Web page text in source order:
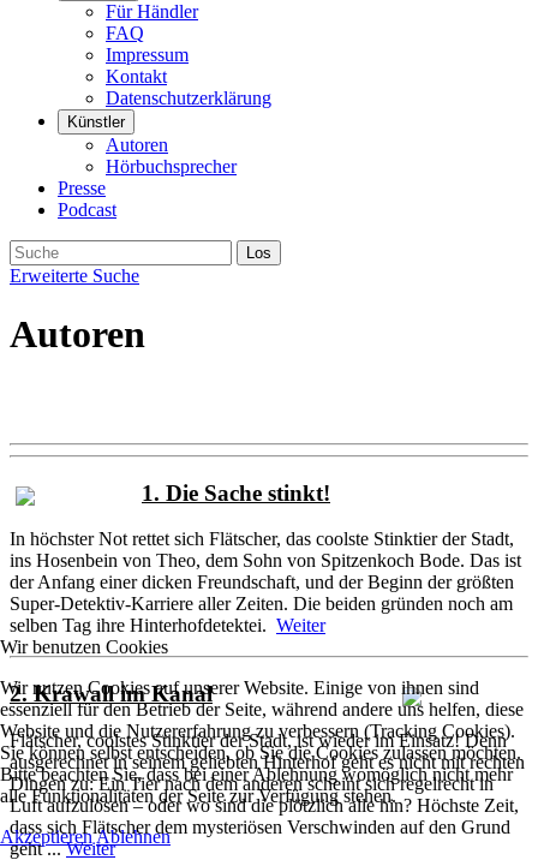
Für Händler
FAQ
Impressum
Kontakt
Datenschutzerklärung
Künstler
Autoren
Hörbuchsprecher
Presse
Podcast
Erweiterte Suche
Autoren
1. Die Sache stinkt!
In höchster Not rettet sich Flätscher, das coolste Stinktier der Stadt,
ins Hosenbein von Theo, dem Sohn von Spitzenkoch Bode. Das ist
der Anfang einer dicken Freundschaft, und der Beginn der größten
Super-Detektiv-Karriere aller Zeiten. Die beiden gründen noch am
selben Tag ihre Hinterhofdetektei. Weiter
2. Krawall im Kanal
Flätscher, coolstes Stinktier der Stadt, ist wieder im Einsatz! Denn
ausgerechnet in seinem geliebten Hinterhof geht es nicht mit rechten
Dingen zu: Ein Tier nach dem anderen scheint sich regelrecht in
Luft aufzulösen – oder wo sind die plötzlich alle hin? Höchste Zeit,
dass sich Flätscher dem mysteriösen Verschwinden auf den Grund
geht ...Weiter
Wir benutzen Cookies
Wir nutzen Cookies auf unserer Website. Einige von ihnen sind
essenziell für den Betrieb der Seite, während andere uns helfen, diese
Website und die Nutzererfahrung zu verbessern (Tracking Cookies).
Sie können selbst entscheiden, ob Sie die Cookies zulassen möchten.
Bitte beachten Sie, dass bei einer Ablehnung womöglich nicht mehr
alle Funktionalitäten der Seite zur Verfügung stehen.
Akzeptieren Ablehnen